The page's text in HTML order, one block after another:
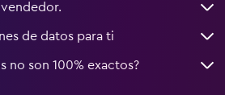
de datos para ti
no son 100% exactos?